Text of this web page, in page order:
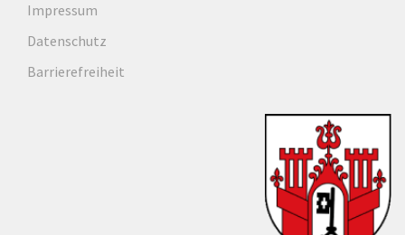
Impressum
Datenschutz
Barrierefreiheit